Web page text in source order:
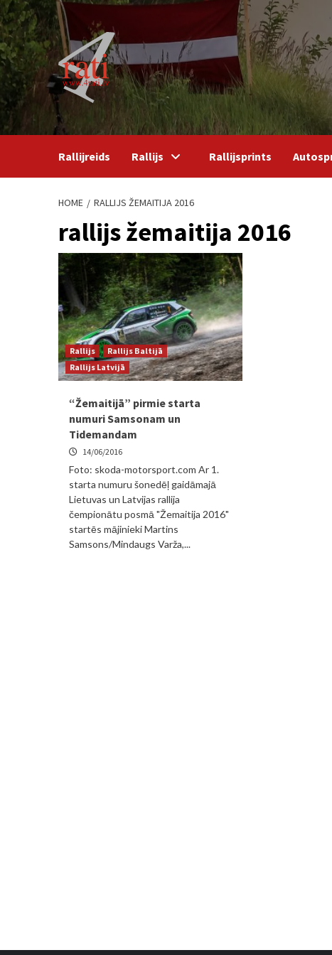
Skip
to
content
Rallijreids Rallijs Rallijsprints
HOME RALLIJS ŽEMAITIJA 2016
rallijs žemaitija 2016
Rallijs
Rallijs Baltijā
Rallijs Latvijā
“Žemaitijā” pirmie starta
numuri Samsonam un
Tidemandam
14/06/2016
Foto: skoda-motorsport.com Ar 1.
starta numuru šonedēļ gaidāmajā
Lietuvas un Latvijas rallija
čempionātu posmā "Žemaitija 2016"
startēs mājinieki Martins
Samsons/Mindaugs Varža,...